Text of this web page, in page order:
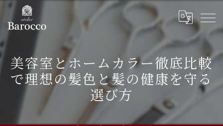
美容室とホームカラー徹底比較
で理想の髪色と髪の健康を守る
選び方